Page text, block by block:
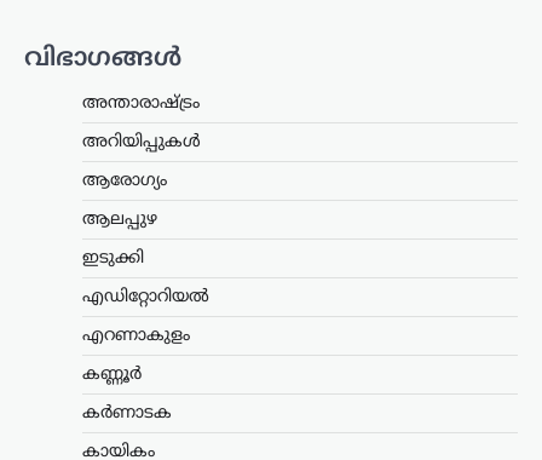
വിഭാഗങ്ങൾ
അന്താരാഷ്ട്രം
അറിയിപ്പുകൾ
ആരോഗ്യം
ആലപ്പുഴ
ഇടുക്കി
എഡിറ്റോറിയൽ
എറണാകുളം
കണ്ണൂർ
കർണാടക
കായികം
‘ഓപ്പറേഷൻ സിന്ദൂർ’ സമയത്തെ
കേരളം
മഴക്കെടുതി: 121 കോടി
രൂപയുടെ കൃഷിനാശം;
ന്യൂസ് ഡെസ്ക്
സംസ്ഥാനത്തെ ശക്തമായ മഴയും
വെള്ളപ്പൊക്കവും മൂലം കൃഷി മേഖലയിൽ
കൃഷിമന്ത്രി ടി. സിദ്ദിഖ് അറിയിച്ചു.
സ്ഥലത്തെ കൃഷി…